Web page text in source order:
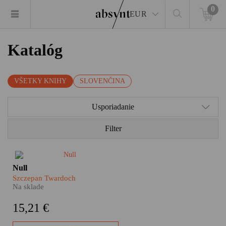
EUR
0
Katalóg
VŠETKY KNIHY SLOVENČINA
Usporiadanie
Filter
​Nultá línia. To je miesto, kde
pozeráš vojne rovno do očí.
Kde sa dá ísť ďalej jedine cez
žije. Kdesi medzi lepkavým
Null
Szczepan Twardoch
Na sklade
15,21 €